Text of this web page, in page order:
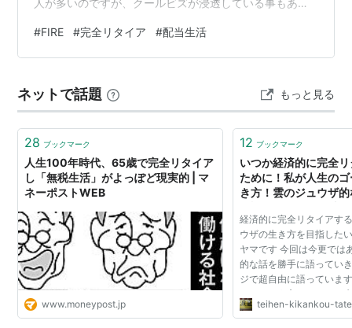
の様に短パン通勤は認められていませんが、スニーカー
やT-シャツでの通勤はOKなので結構緩いかもしれませ
は有り難いですが、一方でリタイアすれば暑い中通勤し
なくても良くなるのか…とも考えてしまいます。 今回
は、2026年も半年が過ぎましたので、上期での…
#FIRE #完全リタイア #配当生活
ネットで話題 もっと見る
28 ブックマーク
人生100年時代、65歳で完全リタイア
し「無税生活」がよっぽど現実的 | マ
ネーポストWEB
www.moneypost.jp
12 ブックマーク
いつか経済的に完全
ために！私が人生の
き方！雲のジュウザ
す！タテヤマブログ
経済的に完全リタイアす
ウザの生き方を目指した
ヤマです 今回は今更では
的な話を勝手に語ってい
ジで超自由に語っていま
よっていう方のみ、この
さい！ 自分は親父が44
teihen-kikankou-